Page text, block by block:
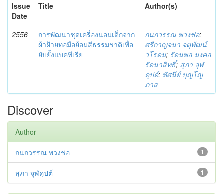
Issue
Date
Title Author(s)
2556
การพัฒนาชุดเครื่องนอนเด็กจาก
ผ้าฝ้ายทอมือย้อมสีธรรมชาติเพื่อ
ยับยั้งแบคทีเรีย
กนกวรรณ พวงช่อ;
ศรีกาญจนา จตุพัฒน์
วโรดม; รัตนพล มงคล
รัตนาสิทธิ์; สุภา จุฬ
คุปต์; ทัศนีย์ บุญโญ
ภาส
Discover
Author
1
กนกวรรณ พวงช่อ
1
สุภา จุฬคุปต์